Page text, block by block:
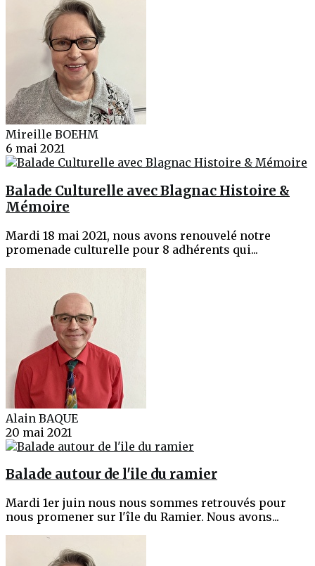
Mireille BOEHM
6 mai 2021
Balade Culturelle avec Blagnac Histoire &
Mémoire
Mardi 18 mai 2021, nous avons renouvelé notre
promenade culturelle pour 8 adhérents qui...
Alain BAQUE
20 mai 2021
Balade autour de l'ile du ramier
Mardi 1er juin nous nous sommes retrouvés pour
nous promener sur l'île du Ramier. Nous avons...